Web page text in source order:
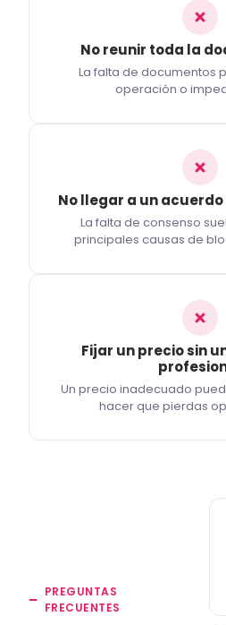
No reunir toda la
La falta de documentos
operación o
No llegar a un
La falta de consenso
principales causas de
Fijar un precio sin
Un precio inadecuado
hacer que pierdas
PREGUNTAS
FRECUENTES